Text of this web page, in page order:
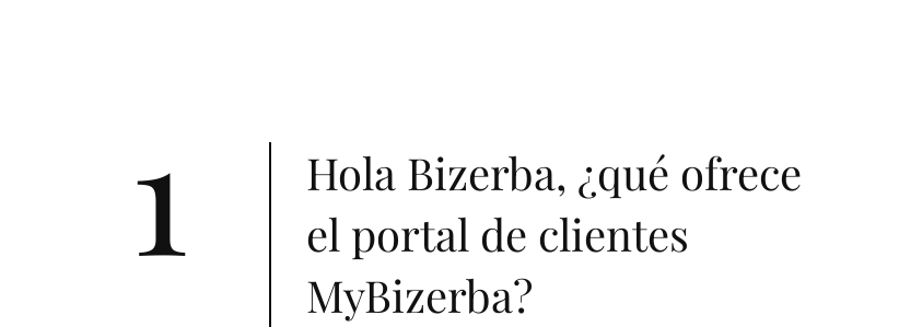
1
Hola Bizerba, ¿qué ofrece
el portal de clientes
MyBizerba?